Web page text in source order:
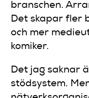
branschen.
Det skapar fler
och mer
komiker.
Det jag saknar
stödsystem.